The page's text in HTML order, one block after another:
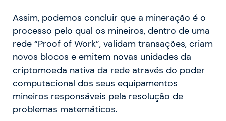
Assim, podemos concluir que a mineração é o
processo pelo qual os mineiros, dentro de uma
rede “Proof of Work”, validam transações, criam
novos blocos e emitem novas unidades da
criptomoeda nativa da rede através do poder
computacional dos seus equipamentos
mineiros responsáveis pela resolução de
problemas matemáticos.